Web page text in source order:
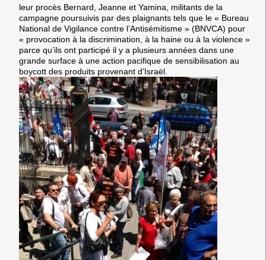
leur procès Bernard, Jeanne et Yamina, militants de la
campagne poursuivis par des plaignants tels que le « Bureau
National de Vigilance contre l’Antisémitisme » (BNVCA) pour
« provocation à la discrimination, à la haine ou à la violence »
parce qu’ils ont participé il y a plusieurs années dans une
grande surface à une action pacifique de sensibilisation au
boycott des produits provenant d’Israël.